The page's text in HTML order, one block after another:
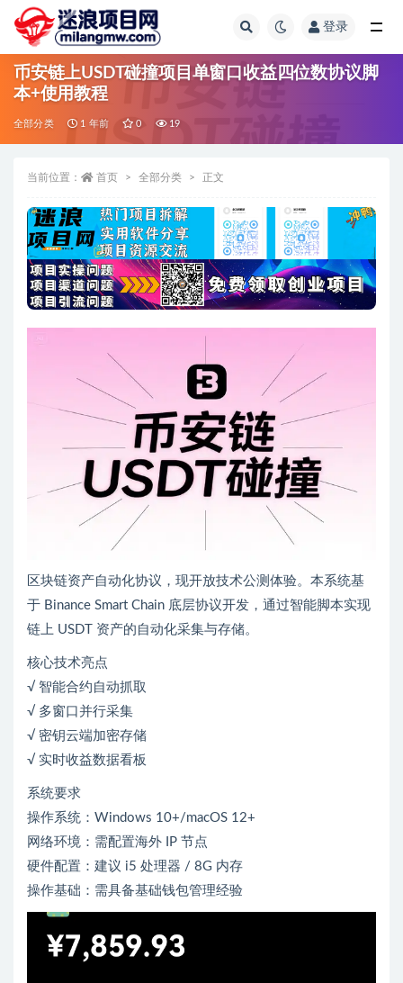
登录
币安链上USDT碰撞项目单窗口收益四位数协议脚
本+使用教程
全部分类 1 年前 0 19
当前位置： 首页 全部分类 正文
区块链资产自动化协议，现开放技术公测体验。本系统基
于 Binance Smart Chain 底层协议开发，通过智能脚本实现
链上 USDT 资产的自动化采集与存储。
核心技术亮点
√ 智能合约自动抓取
√ 多窗口并行采集
√ 密钥云端加密存储
√ 实时收益数据看板
系统要求
操作系统：Windows 10+/macOS 12+
网络环境：需配置海外 IP 节点
硬件配置：建议 i5 处理器 / 8G 内存
操作基础：需具备基础钱包管理经验
全部